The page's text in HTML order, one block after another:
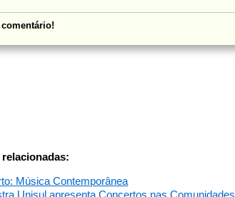
comentário!
Música Contemporânea
Unisul apresenta Concertos nas Comunidades